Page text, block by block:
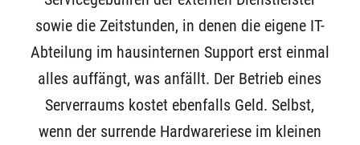
sowie die Zeitstunden, in denen die eigene IT-
Abteilung im hausinternen Support erst einmal
alles auffängt, was anfällt. Der Betrieb eines
Serverraums kostet ebenfalls Geld. Selbst,
wenn der surrende Hardwareriese im kleinen